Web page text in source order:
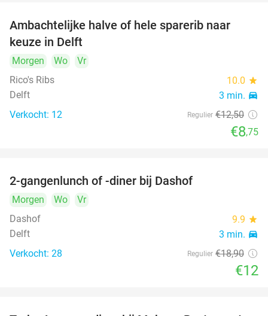
Ambachtelijke halve of hele sparerib naar
keuze in Delft
Morgen Wo
Vr
Rico's Ribs
10.0 star
Delft 3 min. directions_car
Verkocht: 12 Regulier €12,50
€8,75
2-gangenlunch of -diner bij Dashof
Morgen Wo
Vr
Dashof
9.9 star
Delft 3 min. directions_car
Verkocht: 28 Regulier €18,90
€12